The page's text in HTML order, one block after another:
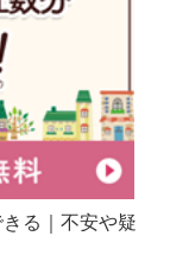
る｜不安や疑